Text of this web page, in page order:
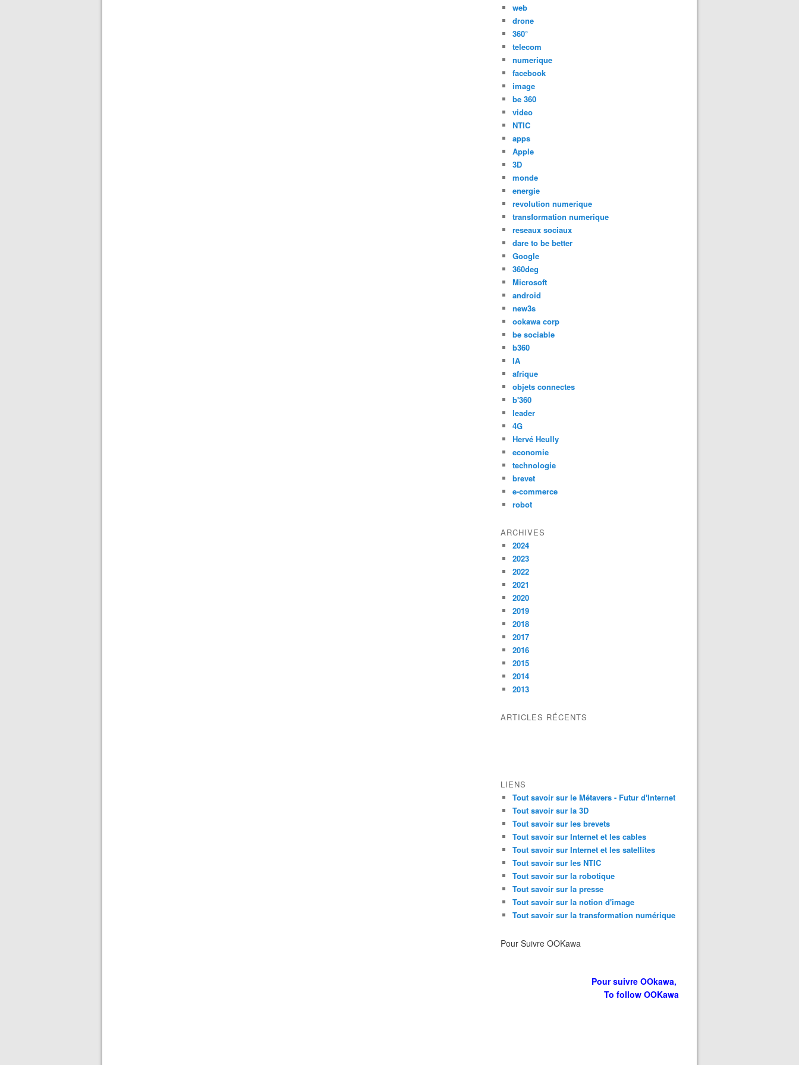
web
drone
360°
telecom
numerique
facebook
image
be 360
video
NTIC
apps
Apple
3D
monde
energie
revolution numerique
transformation numerique
reseaux sociaux
dare to be better
Google
360deg
Microsoft
android
new3s
ookawa corp
be sociable
b360
IA
afrique
objets connectes
b'360
leader
4G
Hervé Heully
economie
technologie
brevet
e-commerce
robot
ARCHIVES
2024
2023
2022
2021
2020
2019
2018
2017
2016
2015
2014
2013
ARTICLES RÉCENTS
LIENS
Tout savoir sur le Métavers - Futur d'Internet
Tout savoir sur la 3D
Tout savoir sur les brevets
Tout savoir sur Internet et les cables
Tout savoir sur Internet et les satellites
Tout savoir sur les NTIC
Tout savoir sur la robotique
Tout savoir sur la presse
Tout savoir sur la notion d'image
Tout savoir sur la transformation numérique
Pour Suivre OOKawa
Pour suivre OOkawa,
To follow OOKawa